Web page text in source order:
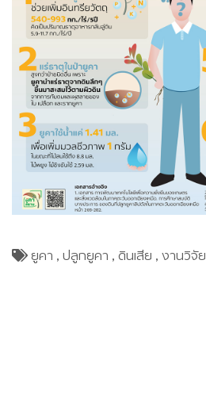
ยูคา , ปลูกยูคา , ดินเสีย , งานวิจัย